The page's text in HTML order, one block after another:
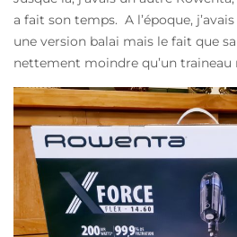
a fait son temps. A l’époque,
une version balai mais le fait que
nettement moindre qu’un traineau